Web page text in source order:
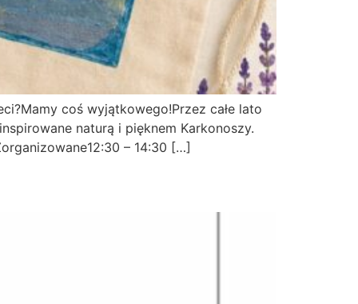
coś wyjątkowego!Przez całe lato
naturą i pięknem Karkonoszy.
– 14:30 […]